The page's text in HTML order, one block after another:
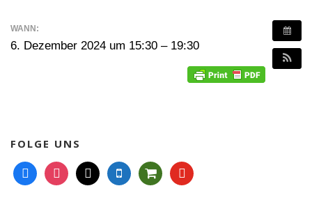
WANN:
6. Dezember 2024 um 15:30 – 19:30
FOLGE UNS
f
a
i
n
m
a
m
o
s
h
y
o